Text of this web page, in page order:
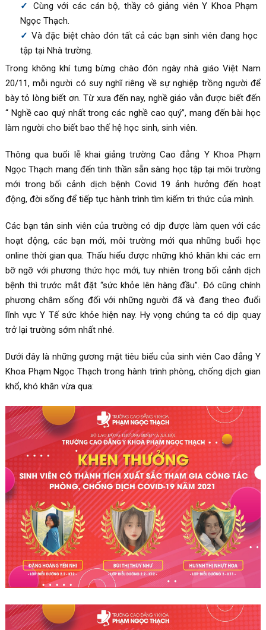
Cùng với các cán bộ, thầy cô giảng viên Y Khoa Phạm
Ngọc Thạch.
Và đặc biệt chào đón tất cả các bạn sinh viên đang học
tập tại Nhà trường.
Trong không khí tưng bừng chào đón ngày nhà giáo Việt Nam
20/11, mỗi người có suy nghĩ riêng về sự nghiệp trồng người để
bày tỏ lòng biết ơn. Từ xưa đến nay, nghề giáo vẫn được biết đến
“ Nghề cao quý nhất trong các nghề cao quý”, mang đến bài học
làm người cho biết bao thế hệ học sinh, sinh viên.
Thông qua buổi lễ khai giảng trường Cao đẳng Y Khoa Phạm
Ngọc Thạch mang đến tinh thần sẵn sàng học tập tại môi trường
mới trong bối cảnh dịch bệnh Covid 19 ảnh hưởng đến hoạt
động, đời sống để tiếp tục hành trình tìm kiếm tri thức của mình.
Các bạn tân sinh viên của trường có dịp được làm quen với các
hoạt động, các bạn mới, môi trường mới qua những buổi học
online thời gian qua. Thấu hiểu được những khó khăn khi các em
bỡ ngỡ với phương thức học mới, tuy nhiên trong bối cảnh dịch
bệnh thì trước mắt đặt “sức khỏe lên hàng đầu”. Đó cũng chính
phương châm sống đối với những người đã và đang theo đuổi
lĩnh vực Y Tế sức khỏe hiện nay. Hy vọng chúng ta có dịp quay
trở lại trường sớm nhất nhé.
Dưới đây là những gương mặt tiêu biểu của sinh viên Cao đẳng Y
Khoa Phạm Ngọc Thạch trong hành trình phòng, chống dịch gian
khổ, khó khăn vừa qua: